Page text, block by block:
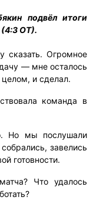
подвёл итоги
(4:3 ОТ).
сказать. Огромное
— мне осталось
целом, и сделал.
команда в
Но мы послушали
завелись
готовности.
Что удалось